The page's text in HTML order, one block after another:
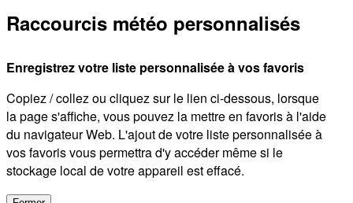
Raccourcis météo personnalisés
Enregistrez votre liste personnalisée à vos favoris
Copiez / collez ou cliquez sur le lien ci-dessous, lorsque
la page s'affiche, vous pouvez la mettre en favoris à l'aide
du navigateur Web. L'ajout de votre liste personnalisée à
vos favoris vous permettra d'y accéder même si le
stockage local de votre appareil est effacé.